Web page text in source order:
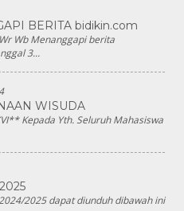
BERITA bidikin.com
Wb Menanggapi berita
3...
WISUDA
Kepada Yth. Seluruh Mahasiswa
2025 dapat diunduh dibawah ini